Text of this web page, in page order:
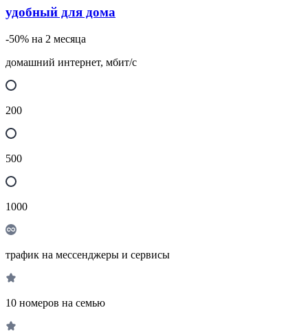
удобный для дома
-50% на 2 месяца
домашний интернет, мбит/с
200
500
1000
трафик на мессенджеры и сервисы
10 номеров на семью